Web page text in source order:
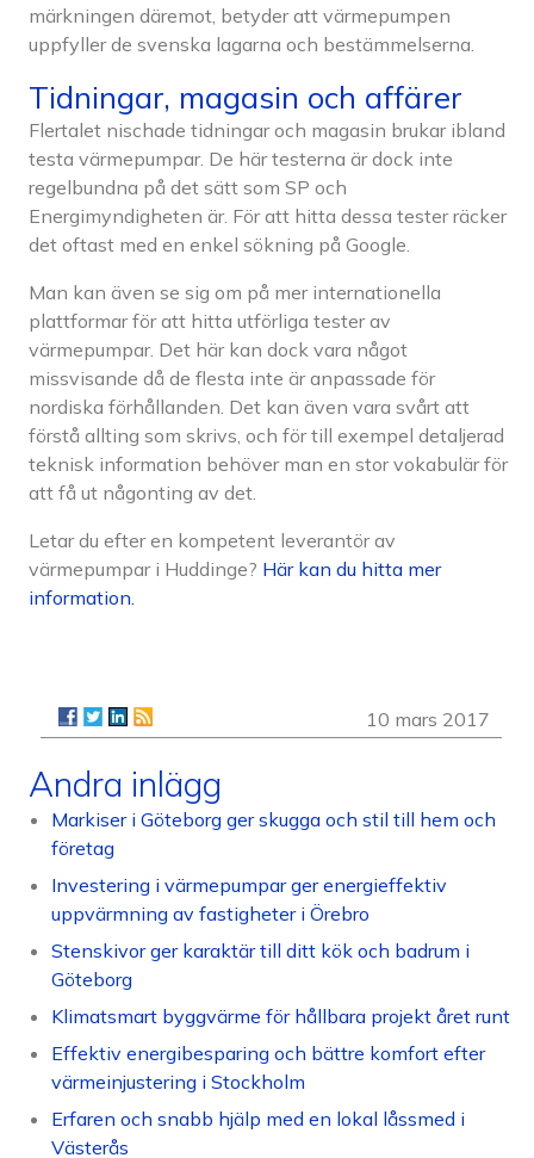
märkningen däremot, betyder att värmepumpen
uppfyller de svenska lagarna och bestämmelserna.
Tidningar, magasin och affärer
Flertalet nischade tidningar och magasin brukar ibland
testa värmepumpar. De här testerna är dock inte
regelbundna på det sätt som SP och
Energimyndigheten är. För att hitta dessa tester räcker
det oftast med en enkel sökning på Google.
Man kan även se sig om på mer internationella
plattformar för att hitta utförliga tester av
värmepumpar. Det här kan dock vara något
missvisande då de flesta inte är anpassade för
nordiska förhållanden. Det kan även vara svårt att
förstå allting som skrivs, och för till exempel detaljerad
teknisk information behöver man en stor vokabulär för
att få ut någonting av det.
Letar du efter en kompetent leverantör av
värmepumpar i Huddinge? Här kan du hitta mer
information.
10 mars 2017
Andra inlägg
Markiser i Göteborg ger skugga och stil till hem och
företag
Investering i värmepumpar ger energieffektiv
uppvärmning av fastigheter i Örebro
Stenskivor ger karaktär till ditt kök och badrum i
Göteborg
Klimatsmart byggvärme för hållbara projekt året runt
Effektiv energibesparing och bättre komfort efter
värmeinjustering i Stockholm
Erfaren och snabb hjälp med en lokal låssmed i
Västerås